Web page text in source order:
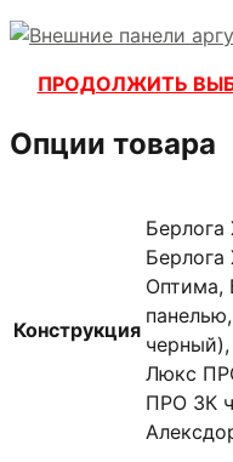
ПРОДОЛЖИТЬ
Опции товара
Конструкция
Берлога
Берлога
Оптима,
Люкс
ПРО 3К